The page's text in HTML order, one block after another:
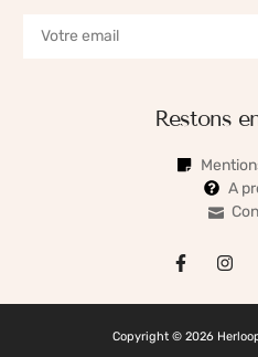
Restons
A
Copyright © 2026